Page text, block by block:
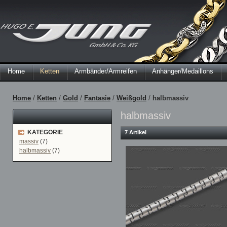
Home Ketten Armbänder/Armreifen Anhänger/Medaillons
Home / Ketten / Gold / Fantasie / Weißgold / halbmassiv
halbmassiv
7 Artikel
KATEGORIE
massiv (7)
halbmassiv (7)